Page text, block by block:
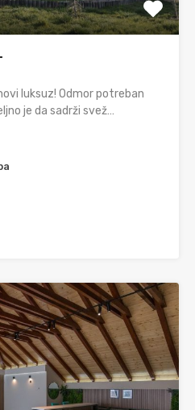
luksuz! Odmor potreban
je da sadrži svež…